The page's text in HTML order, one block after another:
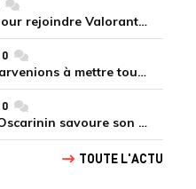
ASTRA quitte Counter-Strike pour rejoindre Valorant et la scène compétitive Game Changers
0commentaires
« Ce serait un succès si nous parvenions à mettre tous les joueurs à niveau pour espérer atteindre les playoffs », Nukeduck et Mithy après la victoire de Team Heretics
0commentaires
« C'est un privilège d'être ici » Oscarinin savoure son retour en LEC et prépare sa revanche
TOUTE L'ACTU